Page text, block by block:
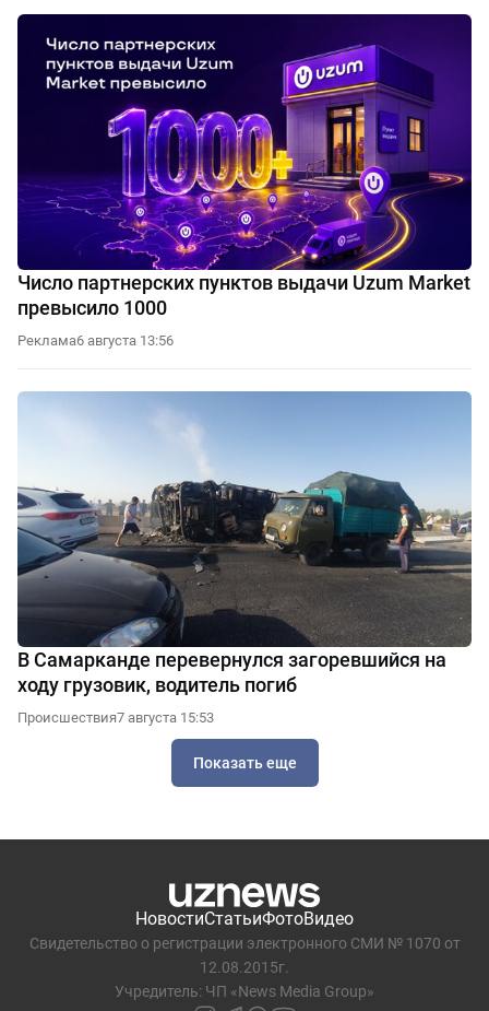
Число партнерских пунктов выдачи Uzum Market
превысило 1000
Реклама6 августа 13:56
В Самарканде перевернулся загоревшийся на
ходу грузовик, водитель погиб
Происшествия7 августа 15:53
Показать еще
НовостиСтатьиФотоВидео
Свидетельство о регистрации электронного СМИ № 1070 от
12.08.2015г.
Учредитель: ЧП «News Media Group»